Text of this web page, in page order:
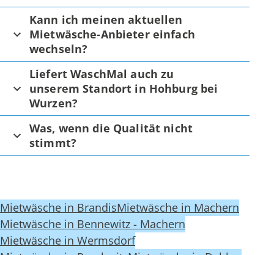
Kann ich meinen aktuellen
Mietwäsche-Anbieter einfach
wechseln?
Liefert WaschMal auch zu
unserem Standort in Hohburg bei
Wurzen?
Was, wenn die Qualität nicht
stimmt?
Mietwäsche in BrandisMietwäsche in Machern
Mietwäsche in Bennewitz - Machern
Mietwäsche in Wermsdorf